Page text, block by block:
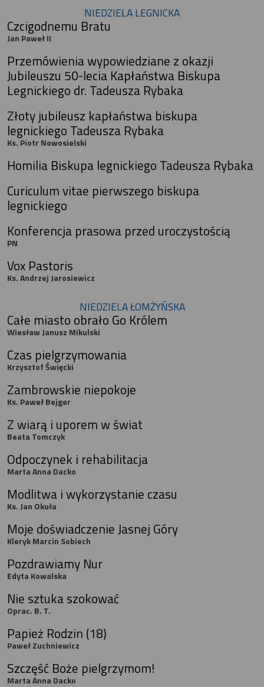
NIEDZIELA LEGNICKA
Czcigodnemu Bratu
Jan Paweł II
Przemówienia wypowiedziane z okazji
Jubileuszu 50-lecia Kapłaństwa Biskupa
Legnickiego dr. Tadeusza Rybaka
Złoty jubileusz kapłaństwa biskupa
legnickiego Tadeusza Rybaka
Ks. Piotr Nowosielski
Homilia Biskupa legnickiego Tadeusza Rybaka
Curiculum vitae pierwszego biskupa
legnickiego
Konferencja prasowa przed uroczystością
PN
Vox Pastoris
Ks. Andrzej Jarosiewicz
NIEDZIELA ŁOMŻYŃSKA
Całe miasto obrało Go Królem
Wiesław Janusz Mikulski
Czas pielgrzymowania
Krzysztof Święcki
Zambrowskie niepokoje
Ks. Paweł Bejger
Z wiarą i uporem w świat
Beata Tomczyk
Odpoczynek i rehabilitacja
Marta Anna Dacko
Modlitwa i wykorzystanie czasu
Ks. Jan Okuła
Moje doświadczenie Jasnej Góry
Kleryk Marcin Sobiech
Pozdrawiamy Nur
Edyta Kowalska
Nie sztuka szokować
Oprac. B. T.
Papież Rodzin (18)
Paweł Zuchniewicz
Szczęść Boże pielgrzymom!
Marta Anna Dacko